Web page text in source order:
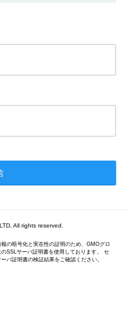
All rights reserved.
の暗号化と実在性の証明のため、GMOグロ
SSLサーバ証明書を使用しております。 セ
バ証明書の検証結果をご確認ください。